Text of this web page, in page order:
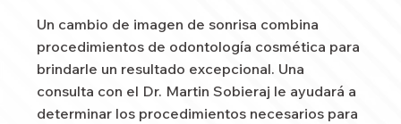
Un cambio de imagen de sonrisa combina
procedimientos de odontología cosmética para
brindarle un resultado excepcional. Una
consulta con el Dr. Martin Sobieraj le ayudará a
determinar los procedimientos necesarios para